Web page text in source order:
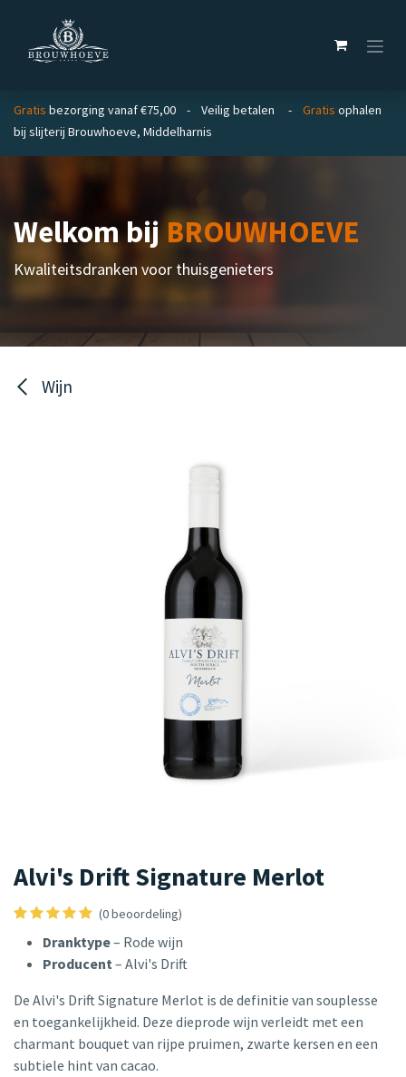
Gratis bezorging vanaf €75,00 - Veilig betalen - Gratis ophalen
bij slijterij Brouwhoeve, Middelharnis
Welkom bijBROUWHOEVE
Kwaliteitsdranken voor thuisgenieters
Wijn
Alvi's Drift Signature Merlot
(0 beoordeling)
Dranktype– Rode wijn
Producent– Alvi's Drift
De Alvi's Drift Signature Merlot is de definitie van souplesse
en toegankelijkheid. Deze dieprode wijn verleidt met een
charmant bouquet van rijpe pruimen, zwarte kersen en een
subtiele hint van cacao.